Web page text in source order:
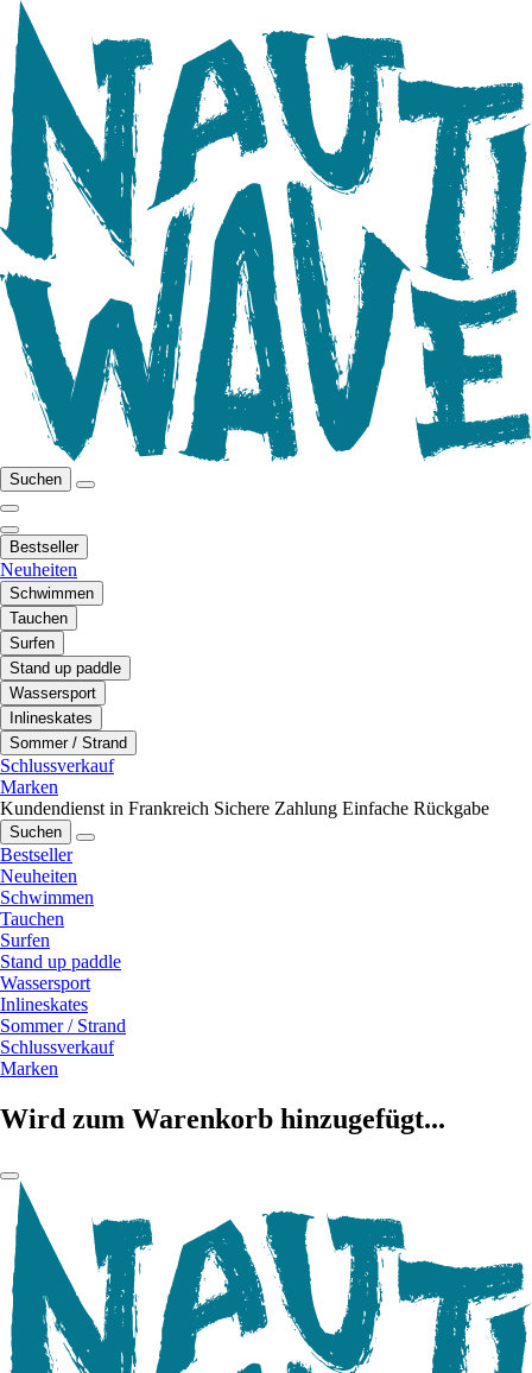
Suchen
Bestseller
Neuheiten
Schwimmen
Tauchen
Surfen
Stand up paddle
Wassersport
Inlineskates
Sommer / Strand
Schlussverkauf
Marken
Kundendienst in Frankreich Sichere Zahlung Einfache Rückgabe
Suchen
Bestseller
Neuheiten
Schwimmen
Tauchen
Surfen
Stand up paddle
Wassersport
Inlineskates
Sommer / Strand
Schlussverkauf
Marken
Wird zum Warenkorb hinzugefügt...